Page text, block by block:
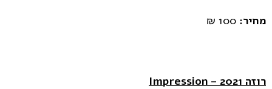
מחיר:
רוזה Impression – 2021